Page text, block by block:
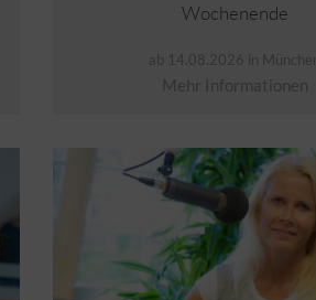
Wochenende
ab 14.08.2026 in München
Mehr Informationen